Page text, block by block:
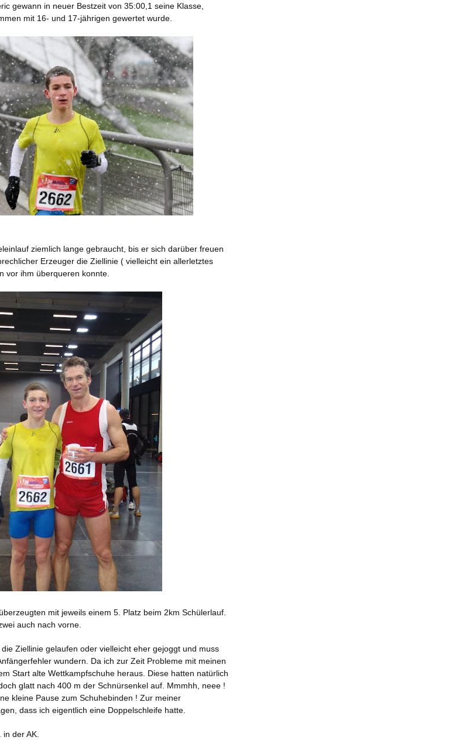
gewann in neuer Bestzeit von 35:00,1 seine Klasse,
mit 16- und 17-jährigen gewertet wurde.
ziemlich lange gebraucht, bis er sich darüber freuen
Erzeuger die Ziellinie ( vielleicht ein allerletztes
vor ihm überqueren konnte.
mit jeweils einem 5. Platz beim 2km Schülerlauf.
auch nach vorne.
Ziellinie gelaufen oder vielleicht eher gejoggt und muss
wundern. Da ich zur Zeit Probleme mit meinen
Start alte Wettkampfschuhe heraus. Diese hatten natürlich
glatt nach 400 m der Schnürsenkel auf. Mmmhh, neee !
kleine Pause zum Schuhebinden ! Zur meiner
dass ich eigentlich eine Doppelschleife hatte.
in der AK.